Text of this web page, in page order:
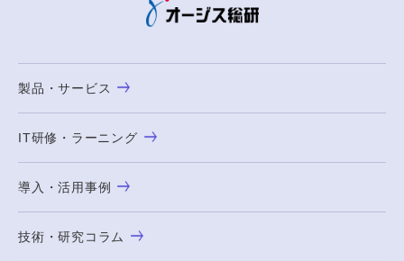
製品・サービス
IT研修・ラーニング
導入・活用事例
技術・研究コラム